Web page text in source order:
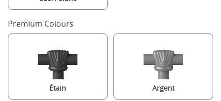
Premium Colours
Étain Argent